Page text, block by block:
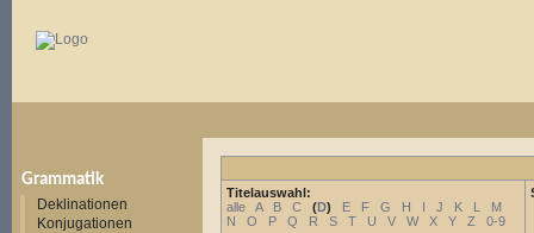
Grammatik
Deklinationen
Konjugationen
Titelauswahl:
alle
A B C (D) E F G H I J K L
M
N
O P Q R S T U V W X Y Z 0-9